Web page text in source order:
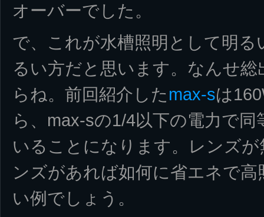
オーバーでした。
で、これが水槽照明として明
るい方だと思います。なんせ
らね。前回紹介した max-sは
ら、max-sの1/4以下の電力で
いることになります。レンズ
ンズがあれば如何に省エネで
い例でしょう。